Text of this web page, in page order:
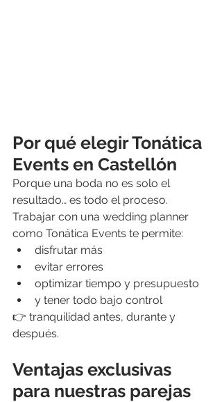
Por qué elegir Tonática
Events en Castellón
Porque una boda no es solo el
resultado… es todo el proceso.
Trabajar con una wedding planner
como Tonática Events te permite:
disfrutar más
evitar errores
optimizar tiempo y presupuesto
y tener todo bajo control
👉 tranquilidad antes, durante y
después.
Ventajas exclusivas
para nuestras parejas